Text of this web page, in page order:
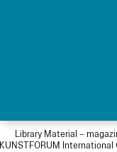
Library Material –
KUNSTFORUM International